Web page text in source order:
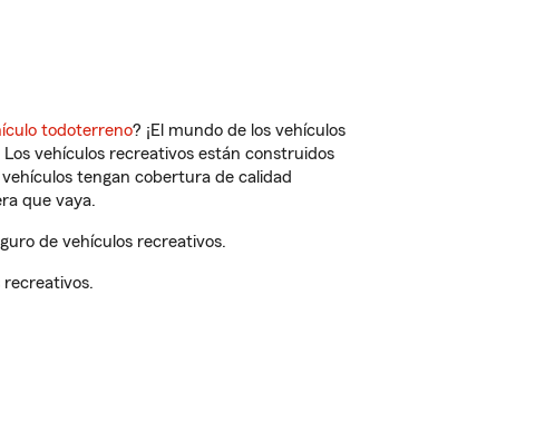
todoterreno? ¡El mundo de los vehículos
vehículos recreativos están construidos
tengan cobertura de calidad
que vaya.
de vehículos recreativos.